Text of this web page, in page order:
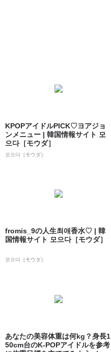
KPOPアイドルPICK♡ヨアジョ
ンメニュー | 韓国情報サイト 모
으다［モウダ］
모으다［モウダ］
fromis_9の人生최애香水♡ | 韓
国情報サイト 모으다［モウダ］
모으다［モウダ］
あなたの美容体重は何kg？身長1
50cm台のK-POPアイドルを参考